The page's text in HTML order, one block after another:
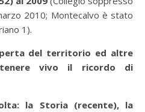
2010; Montecalvo è stato
1).
del territorio ed altre
vivo il ricordo di
la Storia (recente), la